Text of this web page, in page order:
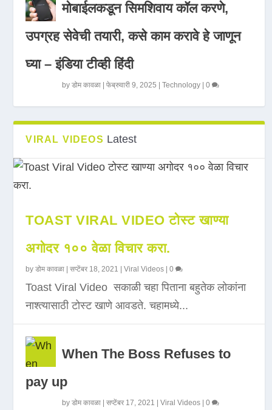
मोबाईलकडून सिमशिवाय कॉल करणे,
उपग्रह सेवेची तयारी, कसे काम करावे हे जाणून
घ्या – इंडिया टीव्ही हिंदी
byडोम कावळा |फेब्रुवारी 9, 2025 |Technology |0
VIRAL VIDEOS Latest
TOAST VIRAL VIDEO टोस्ट खाण्या
अगोदर १०० वेळा विचार करा.
byडोम कावळा |सप्टेंबर 18, 2021 |Viral Videos |0
Toast Viral Video सकाळी चहा पिताना बहुतेक लोकांना
नाश्त्यासाठी टोस्ट खाणे आवडते. चहामध्ये...
When The Boss Refuses to
pay up
byडोम कावळा |सप्टेंबर 17, 2021 |Viral Videos |0